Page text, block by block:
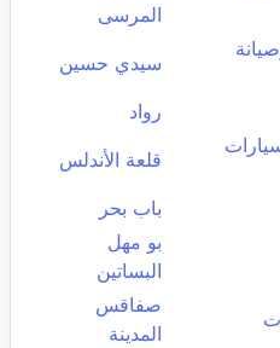
المرسى
سيدي حسين
رواد
قلعة الأندلس
باب بحر
بو مهل
البساتين
صفاقس
المدينة